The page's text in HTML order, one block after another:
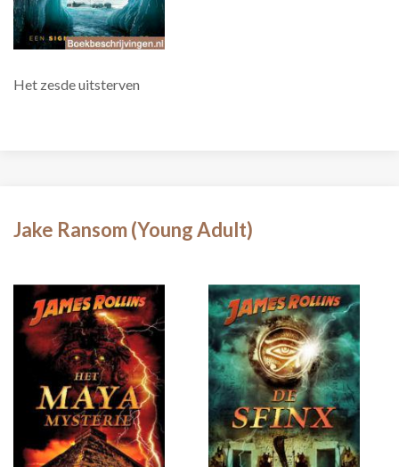
Het zesde uitsterven
Jake Ransom (Young Adult)